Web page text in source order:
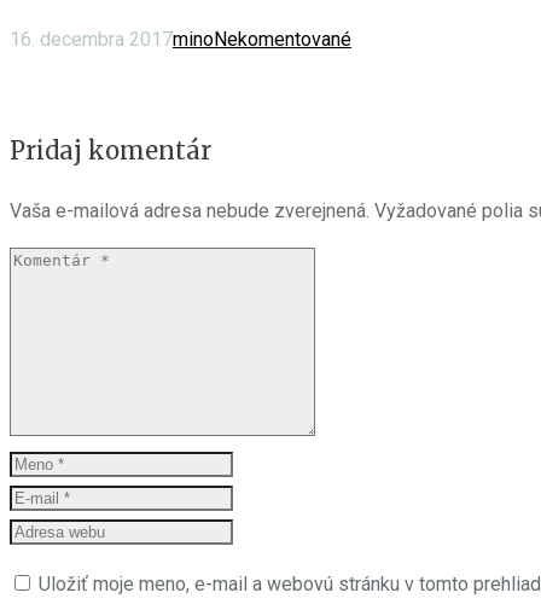
16. decembra 2017minoNekomentované
Pridaj komentár
Vaša e-mailová adresa nebude zverejnená. Vyžadované polia
Uložiť moje meno, e-mail a webovú stránku v tomto